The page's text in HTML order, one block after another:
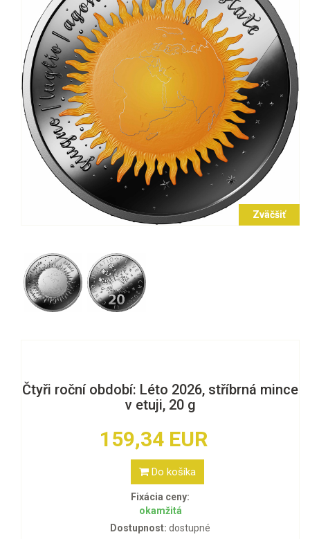
Zväčšiť
Čtyři roční období: Léto 2026, stříbrná mince
v etuji, 20 g
159,34 EUR
Do košíka
Fixácia ceny:
okamžitá
Dostupnost: dostupné